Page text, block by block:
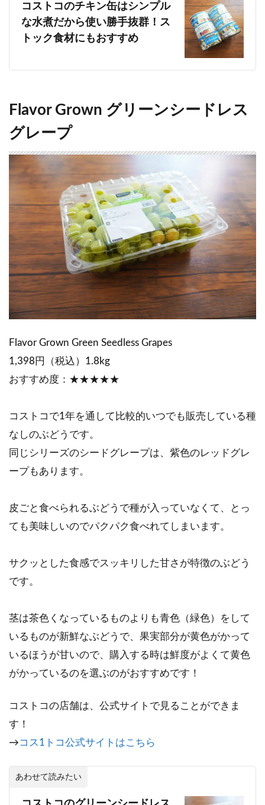
コストコのチキン缶はシンプル
な水煮だから使い勝手抜群！ス
トック食材にもおすすめ
Flavor Grown グリーンシードレス
グレープ
Flavor Grown Green Seedless Grapes
1,398円（税込）1.8kg
おすすめ度：★★★★★
コストコで1年を通して比較的いつでも販売している種
なしのぶどうです。
同じシリーズのシードグレープは、紫色のレッドグレ
ープもあります。
皮ごと食べられるぶどうで種が入っていなくて、とっ
ても美味しいのでパクパク食べれてしまいます。
サクッとした食感でスッキリした甘さが特徴のぶどう
です。
茎は茶色くなっているものよりも青色（緑色）をして
いるものが新鮮なぶどうで、果実部分が黄色がかって
いるほうが甘いので、購入する時は鮮度がよくて黄色
がかっているのを選ぶのがおすすめです！
コストコの店舗は、公式サイトで見ることができま
す！
→コス1トコ公式サイトはこちら
あわせて読みたい